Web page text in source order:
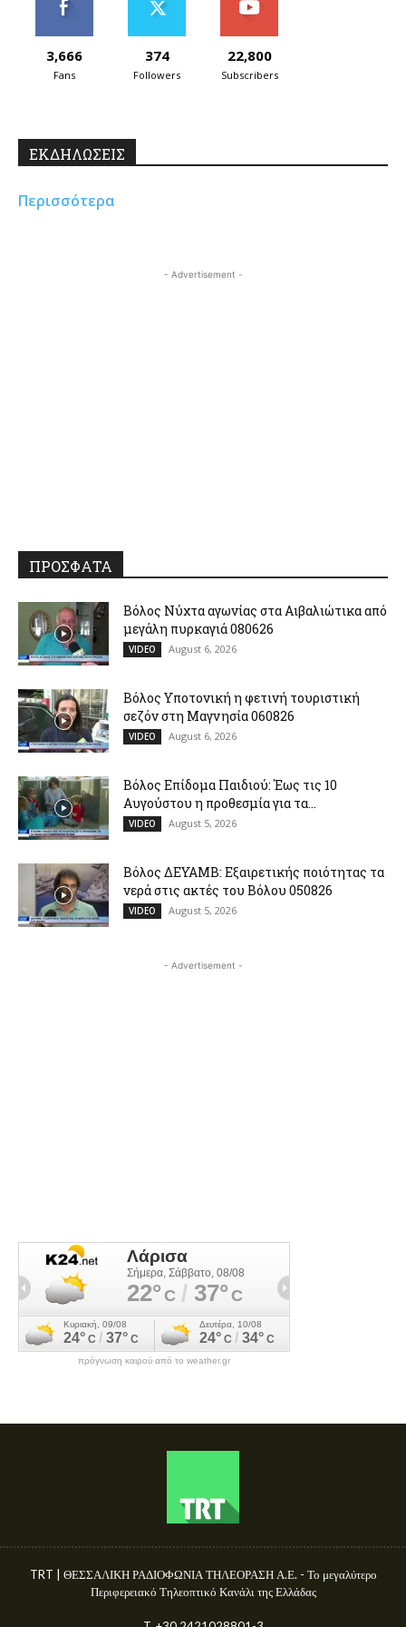
3,666
Fans
374
Followers
22,800
Subscribers
ΕΚΔΗΛΩΣΕΙΣ
Περισσότερα
- Advertisement -
ΠΡΟΣΦΑΤΑ
Βόλος Νύχτα αγωνίας στα Αιβαλιώτικα από
μεγάλη πυρκαγιά 080626
VIDEO August 6, 2026
Βόλος Υποτονική η φετινή τουριστική
σεζόν στη Μαγνησία 060826
VIDEO August 6, 2026
Βόλος Επίδομα Παιδιού: Έως τις 10
Αυγούστου η προθεσμία για τα...
VIDEO August 5, 2026
Βόλος ΔΕΥΑΜΒ: Εξαιρετικής ποιότητας τα
νερά στις ακτές του Βόλου 050826
VIDEO August 5, 2026
- Advertisement -
πρόγνωση καιρού από το weather.gr
TRT | ΘΕΣΣΑΛΙΚΗ ΡΑΔΙΟΦΩΝΙΑ ΤΗΛΕΟΡΑΣΗ Α.Ε. - Το μεγαλύτερο
Περιφερειακό Τηλεοπτικό Κανάλι της Ελλάδας